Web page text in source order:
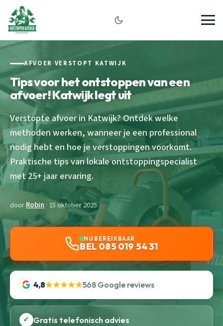
AFVOER VERSTOPT KATWIJK
Tips voor het ontstoppen van een
afvoer! Katwijk legt uit
Verstopte afvoer in Katwijk? Ontdek welke
methoden werken, wanneer je een professional
nodig hebt en hoe je verstoppingen voorkomt.
Praktische tips van lokale ontstoppingspecialist
met 25+ jaar ervaring.
doorRobin · 15 oktober 2025
NU BEREIKBAAR
BEL 085 019 54 31
4,8★★★★★568 Google reviews
✓ Gratis telefonisch advies